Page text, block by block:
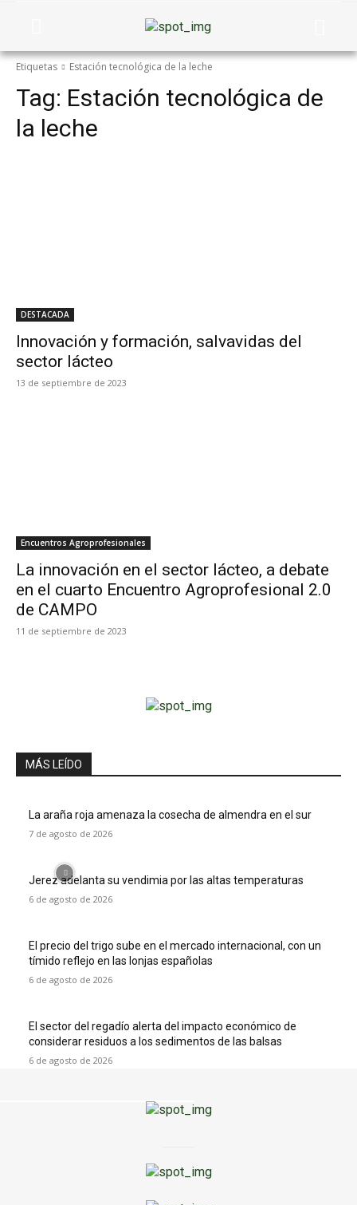
Etiquetas Estación tecnológica de la leche
Tag: Estación tecnológica de
la leche
DESTACADA
Innovación y formación, salvavidas del
sector lácteo
13 de septiembre de 2023
Encuentros Agroprofesionales
La innovación en el sector lácteo, a debate
en el cuarto Encuentro Agroprofesional 2.0
de CAMPO
11 de septiembre de 2023
MÁS LEÍDO
La araña roja amenaza la cosecha de almendra en el sur
7 de agosto de 2026
Jerez adelanta su vendimia por las altas temperaturas
6 de agosto de 2026
El precio del trigo sube en el mercado internacional, con un
tímido reflejo en las lonjas españolas
6 de agosto de 2026
El sector del regadío alerta del impacto económico de
considerar residuos a los sedimentos de las balsas
6 de agosto de 2026